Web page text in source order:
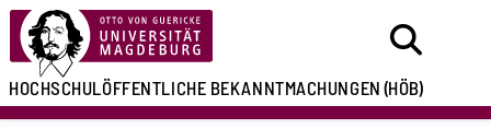
HOCHSCHULÖFFENTLICHEBEKANNTMACHUNGEN(HÖB)